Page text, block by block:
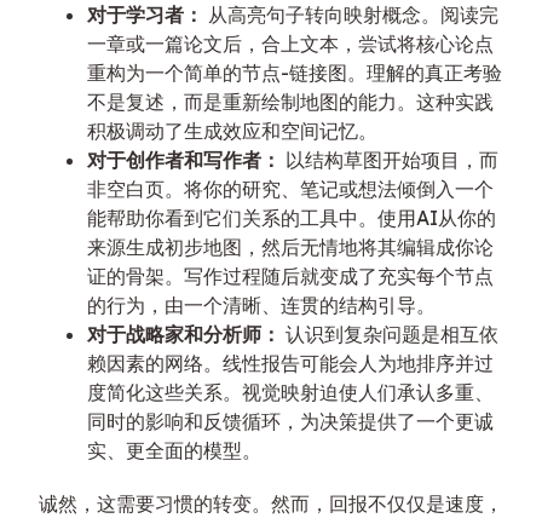
对于学习者： 从高亮句子转向映射概念。阅读完
一章或一篇论文后，合上文本，尝试将核心论点
重构为一个简单的节点-链接图。理解的真正考验
不是复述，而是重新绘制地图的能力。这种实践
积极调动了生成效应和空间记忆。
对于创作者和写作者： 以结构草图开始项目，而
非空白页。将你的研究、笔记或想法倾倒入一个
能帮助你看到它们关系的工具中。使用AI从你的
来源生成初步地图，然后无情地将其编辑成你论
证的骨架。写作过程随后就变成了充实每个节点
的行为，由一个清晰、连贯的结构引导。
对于战略家和分析师： 认识到复杂问题是相互依
赖因素的网络。线性报告可能会人为地排序并过
度简化这些关系。视觉映射迫使人们承认多重、
同时的影响和反馈循环，为决策提供了一个更诚
实、更全面的模型。
诚然，这需要习惯的转变。然而，回报不仅仅是速度，